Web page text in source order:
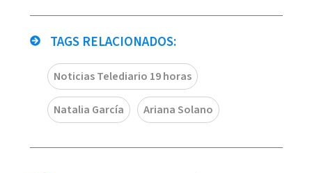
TAGS RELACIONADOS:
Noticias Telediario 19 horas
Natalia García Ariana Solano